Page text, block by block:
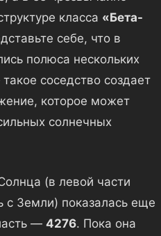
класса «Бета-
себе, что в
полюса нескольких
соседство создает
которое может
солнечных
(в левой части
с Земли) показалась еще
— 4276. Пока она